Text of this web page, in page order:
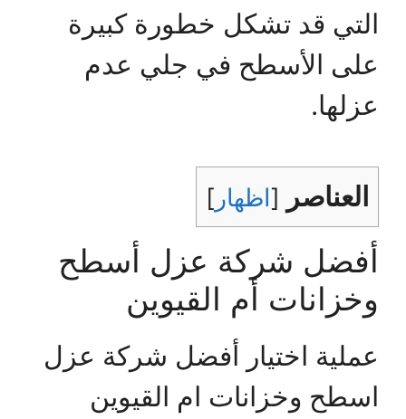
التي قد تشكل خطورة كبيرة
على الأسطح في جلي عدم
عزلها.
العناصر [اظهار ]
أفضل شركة عزل أسطح
وخزانات أم القيوين
عملية اختيار أفضل شركة عزل
اسطح وخزانات ام القيوين